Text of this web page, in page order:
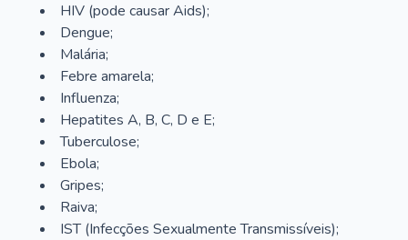
HIV (pode causar Aids);
Dengue;
Malária;
Febre amarela;
Influenza;
Hepatites A, B, C, D e E;
Tuberculose;
Ebola;
Gripes;
Raiva;
IST (Infecções Sexualmente Transmissíveis);